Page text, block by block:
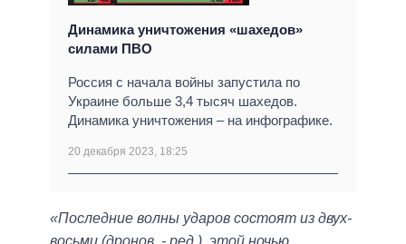
Динамика уничтожения «шахедов»
силами ПВО
Россия с начала войны запустила по
Украине больше 3,4 тысяч шахедов.
Динамика уничтожения – на инфографике.
20 декабря 2023, 18:25
«Последние волны ударов состоят из двух-
восьми (дронов, - ред.), этой ночью